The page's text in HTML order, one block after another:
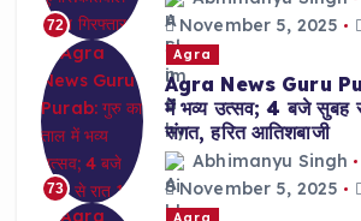
72
November 5, 2025
73
Agra
Agra News Guru
में भव्य उत्सव; 4 बजे सुबह
संगत, हरित आतिशबाजी
Abhimanyu Singh
November 5, 2025